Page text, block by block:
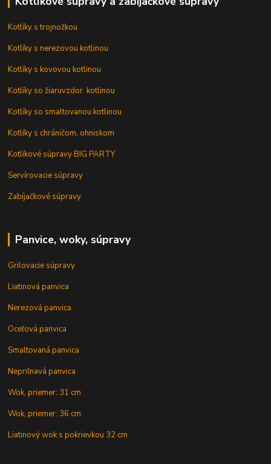
Kotlíky s trojnožkou
Kotlíky s nerezovou kotlinou
Kotlíky s kovovou kotlinou
Kotlíky so žiaruvzdor. kotlinou
Kotlíky so smaltovanou kotlinou
Kotlíky s chráničom, ohniskom
Kotlíkové súpravy BIG PARTY
Servírovacie súpravy
Zabíjačkové súpravy
Panvice, woky, súpravy
Grilovacie súpravy
Liatinová panvica
Nerezová panvica
Oceľová panvica
Smaltovaná panvica
Nepriľnavá panvica
Wok, priemer: 31 cm
Wok, priemer: 36 cm
Liatinový wok s pokrievkou 32 cm